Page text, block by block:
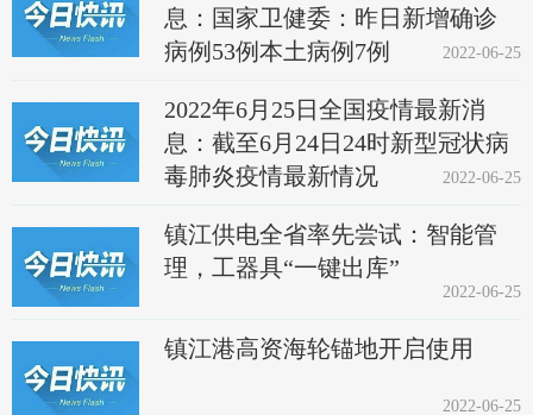
息：国家卫健委：昨日新增确诊
病例53例本土病例7例
2022-06-25
2022年6月25日全国疫情最新消
息：截至6月24日24时新型冠状病
毒肺炎疫情最新情况
2022-06-25
镇江供电全省率先尝试：智能管
理，工器具“一键出库”
2022-06-25
镇江港高资海轮锚地开启使用
2022-06-25